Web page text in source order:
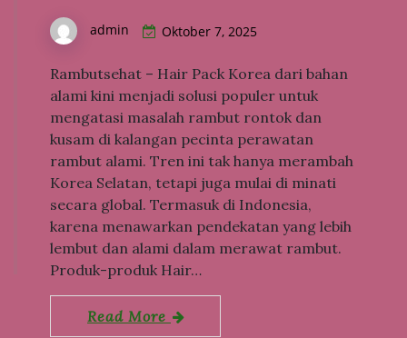
admin Oktober 7, 2025
Rambutsehat – Hair Pack Korea dari bahan
alami kini menjadi solusi populer untuk
mengatasi masalah rambut rontok dan
kusam di kalangan pecinta perawatan
rambut alami. Tren ini tak hanya merambah
Korea Selatan, tetapi juga mulai di minati
secara global. Termasuk di Indonesia,
karena menawarkan pendekatan yang lebih
lembut dan alami dalam merawat rambut.
Produk-produk Hair…
Read More